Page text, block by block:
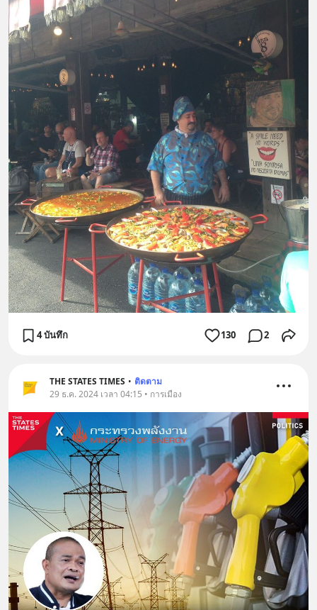
4 บันทึก 130 2
THE STATES TIMES • ติดตาม
29 ธ.ค. 2024 เวลา 04:15 • การเมือง